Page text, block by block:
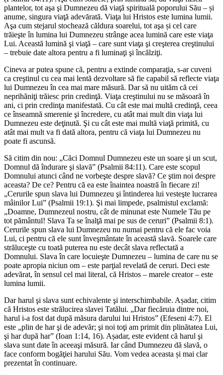
plantelor, tot aşa şi Dumnezeu dă viaţă spirituală poporului Său – și
anume, singura viaţă adevărată. Viaţa lui Hristos este lumina lumii.
Aşa cum stejarul stochează căldura soarelui, tot aşa și cel care
trăieşte în lumina lui Dumnezeu strânge acea lumină care este viaţa
Lui. Această lumină şi viaţă – care sunt viaţa şi creşterea creştinului
– trebuie date altora pentru a fi luminaţi şi încălziţi.
Cineva ar putea spune că, pentru a extinde comparaţia, s-ar cuveni
ca creştinul cu cea mai lentă dezvoltare să fie capabil să reflecte viaţa
lui Dumnezeu în cea mai mare măsură. Dar să nu uităm că cei
neprihăniţi trăiesc prin credinţă. Viaţa creştinului nu se măsoară în
ani, ci prin credinţa manifestată. Cu cât este mai multă credinţă, ceea
ce înseamnă smerenie şi încredere, cu atât mai mult din viaţa lui
Dumnezeu este deţinută. Şi cu cât este mai multă viaţă primită, cu
atât mai mult va fi dată altora, pentru că viaţa lui Dumnezeu nu
poate fi ascunsă.
Să citim din nou: „Căci Domnul Dumnezeu este un soare şi un scut,
Domnul dă îndurare şi slavă” (Psalmii 84:11). Care este scopul
Domnului atunci când ne vorbeşte despre slavă? Ce ştim noi despre
aceasta? De ce? Pentru că ea este înaintea noastră în fiecare zi!
„Cerurile spun slava lui Dumnezeu şi întinderea lui vesteşte lucrarea
mâinilor Lui” (Psalmii 19:1). Şi mai limpede, psalmistul exclamă:
„Doamne, Dumnezeul nostru, cât de minunat este Numele Tău pe
tot pământul! Slava Ta se înalţă mai pe sus de ceruri” (Psalmii 8:1).
Cerurile spun slava lui Dumnezeu nu numai pentru că ele fac voia
Lui, ci pentru că ele sunt înveşmântate în această slavă. Soarele care
străluceşte cu toată puterea nu este decât slava reflectată a
Domnului. Slava în care locuieşte Dumnezeu – lumina de care nu se
poate apropia niciun om – este parţial revelată de ceruri. Deci este
adevărat, în sensul cel mai literal, că Hristos – marele creator – este
lumina lumii.
Dar harul şi slava sunt echivalente şi interschimbabile. Așadar, citim
că Hristos este strălucirea slavei Tatălui. „Dar fiecăruia dintre noi,
harul i-a fost dat după măsura darului lui Hristos” (Efeseni 4:7). El
este „plin de har şi de adevăr; şi noi toţi am primit din plinătatea Lui,
şi har după har” (Ioan 1:14, 16). Așadar, este evident că harul şi
slava sunt date în aceeaşi măsură. Iar când Dumnezeu dă slavă, o
face conform bogăţiei harului Său. Vom vedea aceasta și mai clar
prezentat în continuare.